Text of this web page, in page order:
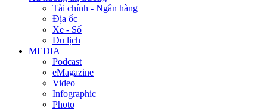
Tài chính - Ngân hàng
Địa ốc
Xe - Số
Du lịch
MEDIA
Podcast
eMagazine
Video
Infographic
Photo